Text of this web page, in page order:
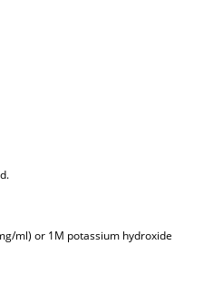
ml) or 1M potassium hydroxide